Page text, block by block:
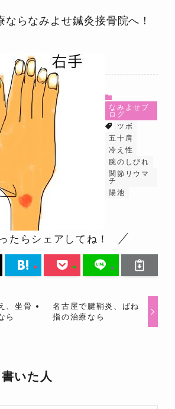
ならなみよせ鍼灸接骨院へ！
なみよせブ
ログ
ツボ
五十肩
冷え性
腕のしびれ
関節リウマ
チ
陽池
たらシェアしてね！
、坐骨
ら
名古屋で腱鞘炎、ばね
指の治療なら
いた人